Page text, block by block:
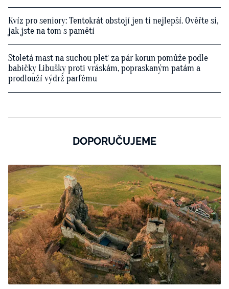
Kvíz pro seniory: Tentokrát obstojí jen ti nejlepší. Ověřte si,
jak jste na tom s pamětí
Stoletá mast na suchou pleť za pár korun pomůže podle
babičky Libušky proti vráskám, popraskaným patám a
prodlouží výdrž parfému
DOPORUČUJEME